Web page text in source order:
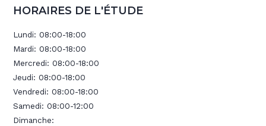
HORAIRES DE L'ÉTUDE
Lundi:08:00-18:00
Mardi:08:00-18:00
Mercredi:08:00-18:00
Jeudi:08:00-18:00
Vendredi:08:00-18:00
Samedi:08:00-12:00
Dimanche: